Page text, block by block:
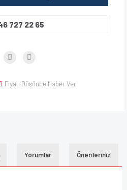
727 22 65
Fiyatı Düşünce Haber Ver
Yorumlar Önerileriniz